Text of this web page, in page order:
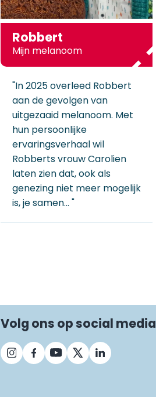
Robbert
Mijn melanoom
"In 2025 overleed Robbert
aan de gevolgen van
uitgezaaid melanoom. Met
hun persoonlijke
ervaringsverhaal wil
Robberts vrouw Carolien
laten zien dat, ook als
genezing niet meer mogelijk
is, je samen… "
Volg ons op social media